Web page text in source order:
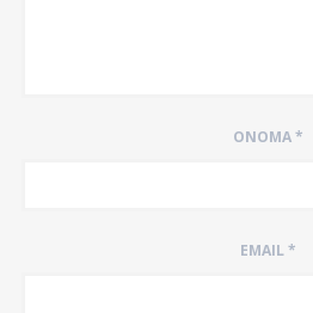
ΌΝΟΜΑ*
EMAIL*